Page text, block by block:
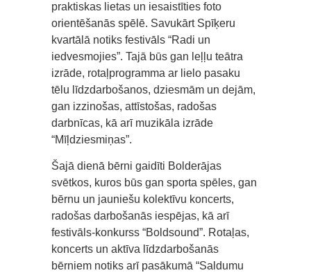
praktiskas lietas un iesaistīties foto
orientēšanās spēlē. Savukārt Spīķeru
kvartālā notiks festivāls “Radi un
iedvesmojies”. Tajā būs gan leļļu teātra
izrāde, rotaļprogramma ar lielo pasaku
tēlu līdzdarbošanos, dziesmām un dejām,
gan izzinošas, attīstošas, radošas
darbnīcas, kā arī muzikāla izrāde
“Mīļdziesmiņas”.
Šajā dienā bērni gaidīti Bolderājas
svētkos, kuros būs gan sporta spēles, gan
bērnu un jauniešu kolektīvu koncerts,
radošas darbošanās iespējas, kā arī
festivāls-konkurss “Boldsound”. Rotaļas,
koncerts un aktīva līdzdarbošanās
bērniem notiks arī pasākumā “Saldumu